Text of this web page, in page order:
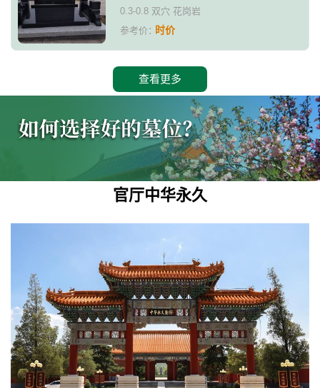
0.3-0.8 双穴 花岗岩
参考价：时价
查看更多
官厅中华永久